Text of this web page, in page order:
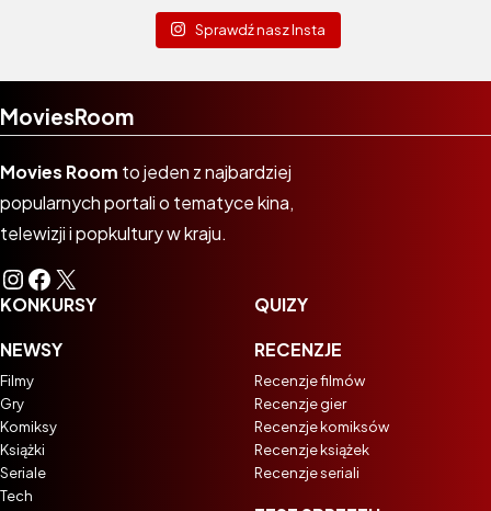
Sprawdź nasz Insta
MoviesRoom
Movies Room to jeden z najbardziej
popularnych portali o tematyce kina,
telewizji i popkultury w kraju.
Instagram
Facebook
X
KONKURSY
NEWSY
Filmy
Gry
Komiksy
Książki
Seriale
Tech
QUIZY
RECENZJE
Recenzje filmów
Recenzje gier
Recenzje komiksów
Recenzje książek
Recenzje seriali